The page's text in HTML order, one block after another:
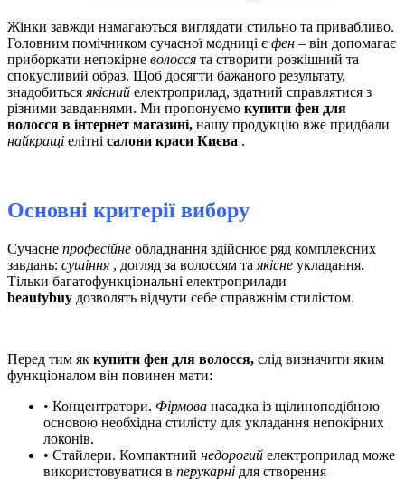
Жінки завжди намагаються виглядати стильно та привабливо.
Головним помічником сучасної модниці є фен – він допомагає
приборкати непокірне волосся та створити розкішний та
спокусливий образ. Щоб досягти бажаного результату,
знадобитьсяякісний електроприлад, здатний справлятися з
різними завданнями. Ми пропонуємо купити фен для
волосся в інтернет магазині, нашу продукцію вже придбали
найкращі елітні салони краси Києва .
Основні критерії вибору
Сучасне професійне обладнання здійснює ряд комплексних
завдань: сушіння , догляд за волоссям та якісне укладання.
Тільки багатофункціональні електроприлади
beautybuy дозволять відчути себе справжнім стилістом.
Перед тим як купити фен для волосся, слід визначити яким
функціоналом він повинен мати:
• Концентратори. Фірмова насадка із щілиноподібною
основою необхідна стилісту для укладання непокірних
локонів.
• Стайлери. Компактний недорогий електроприлад може
використовуватися в перукарні для створення